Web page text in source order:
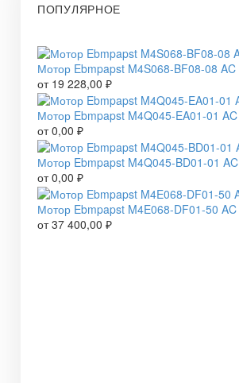
ПОПУЛЯРНОЕ
Мотор Ebmpapst M4S068-BF08-08 AC
от 19 228,00 ₽
Мотор Ebmpapst M4Q045-EA01-01 AC
от0,00 ₽
Мотор Ebmpapst M4Q045-BD01-01 AC
от0,00 ₽
Мотор Ebmpapst M4E068-DF01-50 AC
от37 400,00 ₽